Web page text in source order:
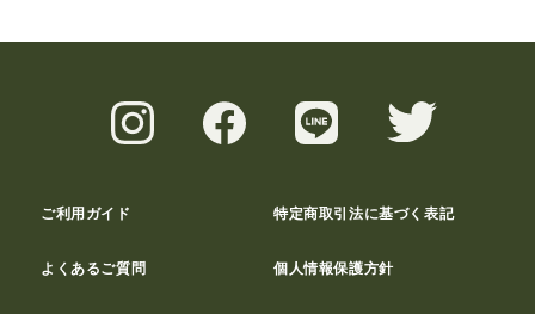
ご利用ガイド 特定商取引法に基づく表記
よくあるご質問 個人情報保護方針